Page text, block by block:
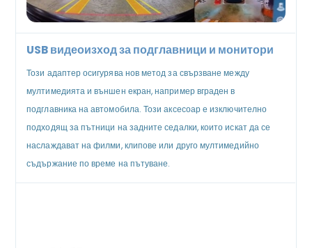
USB видеоизход за подглавници и монитори
Този адаптер осигурява нов метод за свързване между
мултимедията и външен екран, например вграден в
подглавника на автомобила. Този аксесоар е изключително
подходящ за пътници на задните седалки, които искат да се
наслаждават на филми, клипове или друго мултимедийно
съдържание по време на пътуване.